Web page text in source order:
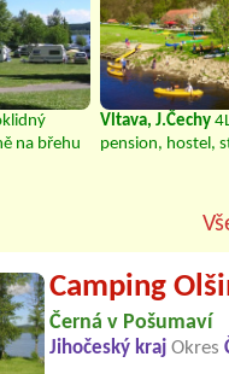
na břehu
Vltava, J.Čechy
pension, hostel,
Camping
Černá v Pošumaví
Jihočeský kraj Okres